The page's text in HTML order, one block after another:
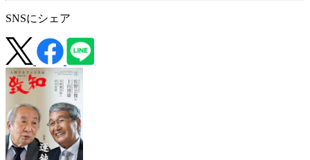
SNSにシェア